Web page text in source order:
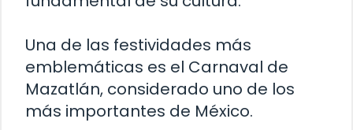
Una de las festividades más
emblemáticas es el Carnaval de
Mazatlán, considerado uno de los
más importantes de México.